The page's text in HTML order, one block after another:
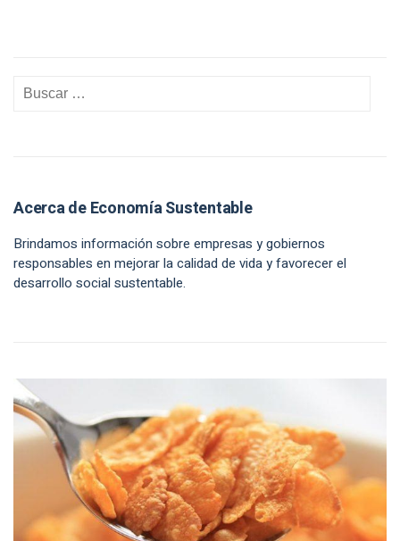
Acerca de Economía Sustentable
Brindamos información sobre empresas y gobiernos
responsables en mejorar la calidad de vida y favorecer el
desarrollo social sustentable.